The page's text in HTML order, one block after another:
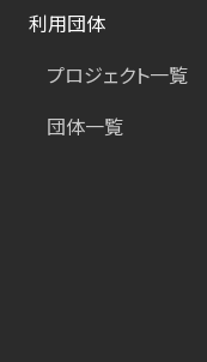
利用団体
プロジェクト一覧
団体一覧